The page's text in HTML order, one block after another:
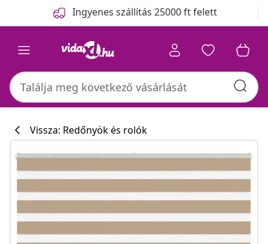
Ingyenes szállítás 25000 ft felett
Vissza: Redőnyök és rolók